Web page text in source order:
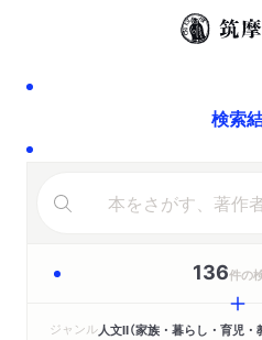
検索
136件の
ジャンル人文Ⅱ（家族・暮らし・育児